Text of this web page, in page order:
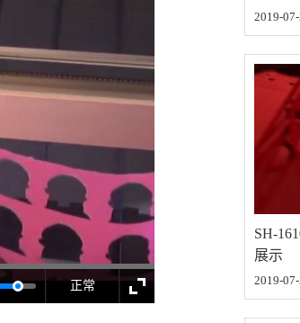
正常
2019-
SH-
展示
2019-